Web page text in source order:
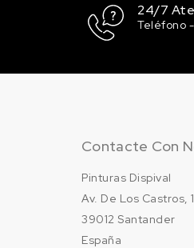
24/7
Teléfono
Contacte Con
Pinturas Dispival
Av. De Los Castros,
39012 Santander
España